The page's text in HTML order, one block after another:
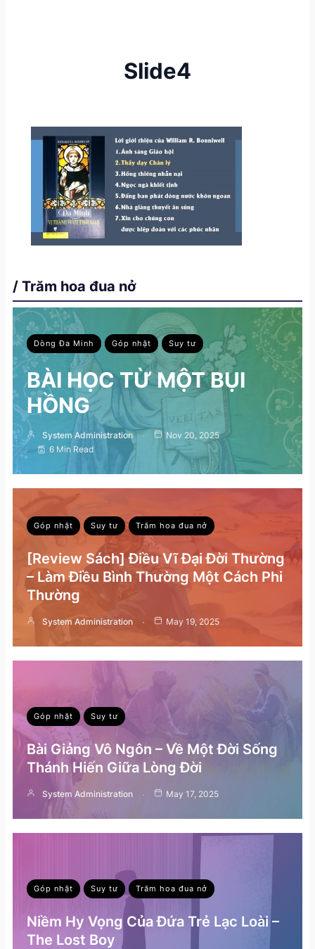
Slide4
/ Trăm hoa đua nở
Dòng Đa Minh Góp nhặt Suy tư
BÀI HỌC TỪ MỘT BỤI
HỒNG
System Administration
Nov 20, 2025
6 Min Read
Góp nhặt Suy tư Trăm hoa đua nở
[Review Sách] Điều Vĩ Đại Đời Thường
– Làm Điều Bình Thường Một Cách Phi
Thường
System Administration May 19, 2025
Góp nhặt Suy tư
Bài Giảng Vô Ngôn – Về Một Đời Sống
Thánh Hiến Giữa Lòng Đời
System Administration May 17, 2025
Góp nhặt Suy tư Trăm hoa đua nở
Niềm Hy Vọng Của Đứa Trẻ Lạc Loài –
The Lost Boy